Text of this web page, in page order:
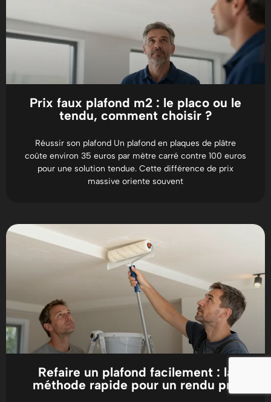
Prix faux plafond m2 : le placo ou le
tendu, comment choisir ?
Réussir son plafond Un plafond en plaques de plâtre
coûte environ 35 euros par mètre carré contre 100 euros
pour une solution tendue. Cette différence de prix
massive oriente souvent
Refaire un plafond facilement : la
méthode rapide pour un rendu pro